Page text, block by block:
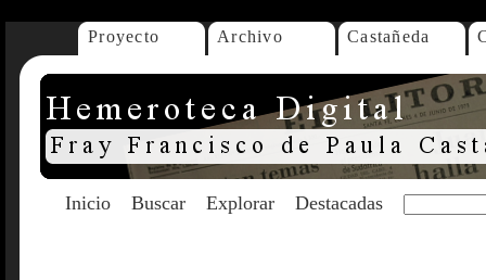
Proyecto Archivo Castañeda
Inicio Buscar Explorar Destacadas